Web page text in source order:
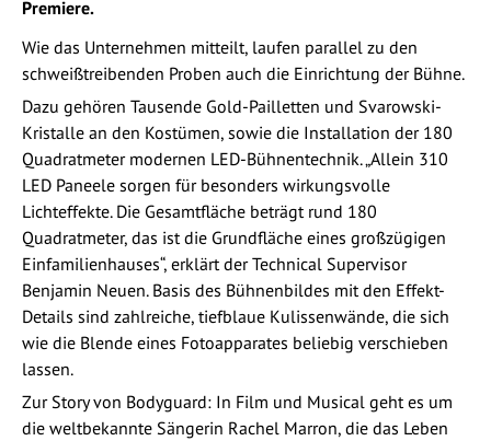
Premiere.
Wie das Unternehmen mitteilt, laufen parallel zu den
schweißtreibenden Proben auch die Einrichtung der Bühne.
Dazu gehören Tausende Gold-Pailletten und Svarowski-
Kristalle an den Kostümen, sowie die Installation der 180
Quadratmeter modernen LED-Bühnentechnik. „Allein 310
LED Paneele sorgen für besonders wirkungsvolle
Lichteffekte. Die Gesamtfläche beträgt rund 180
Quadratmeter, das ist die Grundfläche eines großzügigen
Einfamilienhauses“, erklärt der Technical Supervisor
Benjamin Neuen. Basis des Bühnenbildes mit den Effekt-
Details sind zahlreiche, tiefblaue Kulissenwände, die sich
wie die Blende eines Fotoapparates beliebig verschieben
lassen.
Zur Story von Bodyguard: In Film und Musical geht es um
die weltbekannte Sängerin Rachel Marron, die das Leben